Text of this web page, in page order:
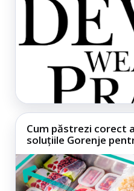
Cum păstrezi corect
soluțiile Gorenje